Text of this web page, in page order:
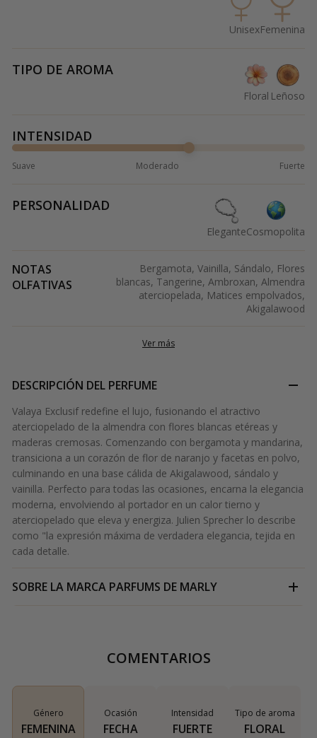
UnisexFemenina
TIPO DE AROMA
Floral Leñoso
INTENSIDAD
Suave Moderado Fuerte
PERSONALIDAD
EleganteCosmopolita
NOTAS
OLFATIVAS
Bergamota, Vainilla, Sándalo, Flores
blancas, Tangerine, Ambroxan, Almendra
aterciopelada, Matices empolvados,
Akigalawood
Ver más
DESCRIPCIÓN DEL PERFUME
Valaya Exclusif redefine el lujo, fusionando el atractivo
aterciopelado de la almendra con flores blancas etéreas y
maderas cremosas. Comenzando con bergamota y mandarina,
transiciona a un corazón de flor de naranjo y facetas en polvo,
culminando en una base cálida de Akigalawood, sándalo y
vainilla. Perfecto para todas las ocasiones, encarna la elegancia
moderna, envolviendo al portador en un calor tierno y
aterciopelado que eleva y energiza. Julien Sprecher lo describe
como "la expresión máxima de verdadera elegancia, tejida en
cada detalle.
SOBRE LA MARCA PARFUMS DE MARLY
COMENTARIOS
Género
FEMENINA
Ocasión
FECHA
Intensidad
FUERTE
Tipo de aroma
FLORAL